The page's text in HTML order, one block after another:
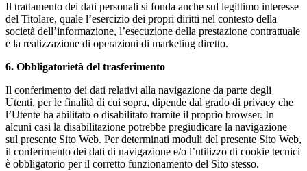
Il trattamento dei dati personali si fonda anche sul legittimo interesse
del Titolare, quale l’esercizio dei propri diritti nel contesto della
società dell’informazione, l’esecuzione della prestazione contrattuale
e la realizzazione di operazioni di marketing diretto.
6. Obbligatorietà del trasferimento
Il conferimento dei dati relativi alla navigazione da parte degli
Utenti, per le finalità di cui sopra, dipende dal grado di privacy che
l’Utente ha abilitato o disabilitato tramite il proprio browser. In
alcuni casi la disabilitazione potrebbe pregiudicare la navigazione
sul presente Sito Web. Per determinati moduli del presente Sito Web,
il conferimento dei dati di navigazione e/o l’utilizzo di cookie tecnici
è obbligatorio per il corretto funzionamento del Sito stesso.